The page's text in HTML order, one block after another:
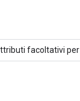
facoltativi per